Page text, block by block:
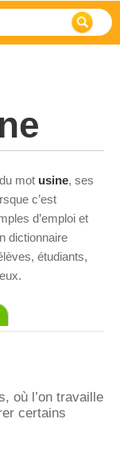
mot usine, ses
c’est
d’emploi et
dictionnaire
étudiants,
où l’on travaille
certains